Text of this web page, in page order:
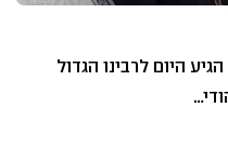
היום לרבינו הגדול